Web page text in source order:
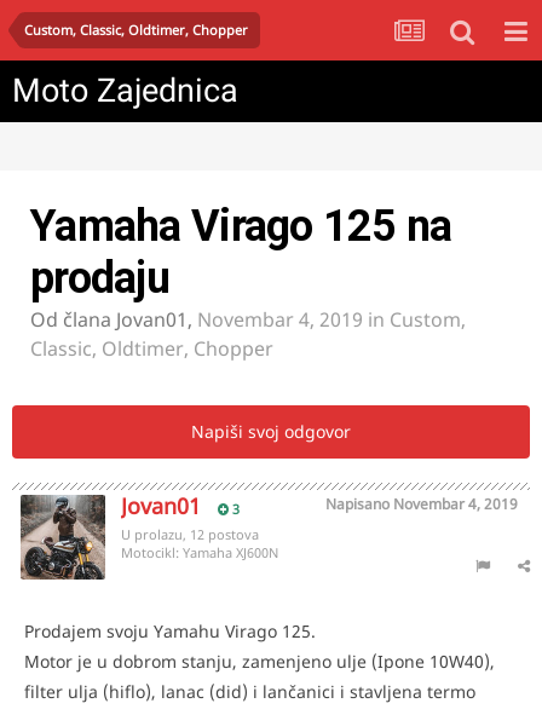
Custom, Classic, Oldtimer, Chopper
Moto Zajednica
Yamaha Virago 125 na
prodaju
Od člana Jovan01, Novembar 4, 2019 in Custom,
Classic, Oldtimer, Chopper
Napiši svoj odgovor
Jovan01 3 Napisano Novembar 4, 2019
U prolazu, 12 postova
Motocikl: Yamaha XJ600N
Prodajem svoju Yamahu Virago 125.
Motor je u dobrom stanju, zamenjeno ulje (Ipone 10W40),
filter ulja (hiflo), lanac (did) i lančanici i stavljena termo